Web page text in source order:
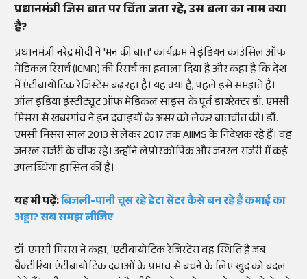
प्रधानमंत्री जिस बात पर चिंता जता रहे, उस बला का नाम क्या
है?
प्रधानमंत्री नरेंद्र मोदी ने 'मन की बात' कार्यक्रम में इंडियन काउंसिल ऑफ
मेडिकल रिसर्च (ICMR) की रिसर्च का हवाला दिया है और कहा है कि देश
में एंटीबायोटिक रेजिस्टेंस बढ़ रहा है। यह क्या है, पहले इसे समझते हैं।
ऑल इंडिया इंस्टीट्यूट ऑफ मेडिकल साइंस के पूर्व डायरेक्टर डॉ. एमसी
मिसरा से खबरगांव ने इन दवाइयों के असर को लेकर बातचीत की। डॉ.
एमसी मिसरा साल 2013 से लेकर 2017 तक AIIMS के निदेशक रहे हैं। वह
जनरल सर्जरी के चीफ रहे। उन्होंने लेप्रोस्कोपिक और जनरल सर्जरी में कई
उपलब्धियां हासिल कीं हैं।
यह भी पढ़ें:बिजली-पानी चूस रहे डेटा सेंटर कैसे बन रहे हैं कमाई का
अड्डा? सब समझ लीजिए
डॉ. एमसी मिसरा ने कहा, 'एंटीबायोटिक रेजिस्टेंस वह स्थिति है जब
बैक्टीरिया एंटीबायोटिक दवाओं के प्रभाव से बचने के लिए खुद को बदल